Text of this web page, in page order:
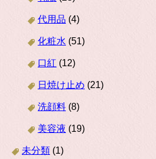
代用品 (4)
化粧水 (51)
口紅 (12)
日焼け止め (21)
洗顔料 (8)
美容液 (19)
未分類 (1)